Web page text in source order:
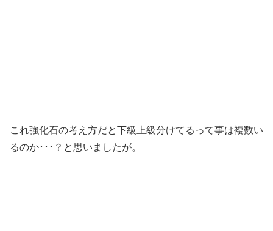
これ強化石の考え方だと下級上級分けてるって事は複数い
るのか･･･？と思いましたが。